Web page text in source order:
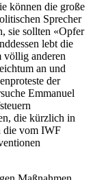
können die große
Sprecher
sie sollten «Opfer
lebt die
völlig anderen
an und
der
Emmanuel
die kürzlich in
die vom IWF